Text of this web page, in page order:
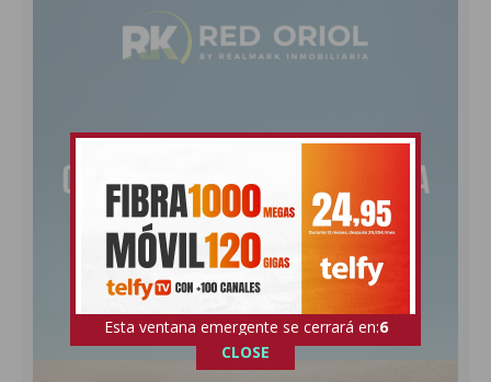
Esta ventana emergente se cerrará en:5
CLOSE